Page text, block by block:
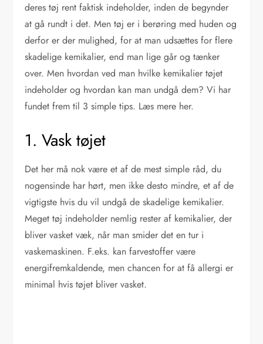
deres tøj rent faktisk indeholder, inden de begynder
at gå rundt i det. Men tøj er i berøring med huden og
derfor er der mulighed, for at man udsættes for flere
skadelige kemikalier, end man lige går og tænker
over. Men hvordan ved man hvilke kemikalier tøjet
indeholder og hvordan kan man undgå dem? Vi har
fundet frem til 3 simple tips. Læs mere her.
1. Vask tøjet
Det her må nok være et af de mest simple råd, du
nogensinde har hørt, men ikke desto mindre, et af de
vigtigste hvis du vil undgå de skadelige kemikalier.
Meget tøj indeholder nemlig rester af kemikalier, der
bliver vasket væk, når man smider det en tur i
vaskemaskinen. F.eks. kan farvestoffer være
energifremkaldende, men chancen for at få allergi er
minimal hvis tøjet bliver vasket.